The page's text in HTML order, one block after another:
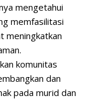
mengetahui
memfasilitasi
meningkatkan
komunitas
dan
pada murid dan